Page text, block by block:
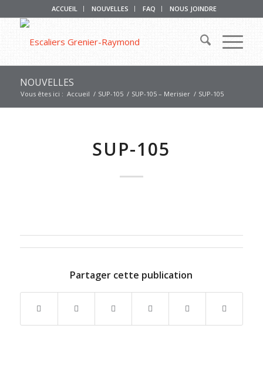
ACCUEIL NOUVELLES FAQ NOUS JOINDRE
NOUVELLES
Vous êtes ici : Accueil / SUP-105 / SUP-105 – Merisier / SUP-105
SUP-105
Partager cette publication